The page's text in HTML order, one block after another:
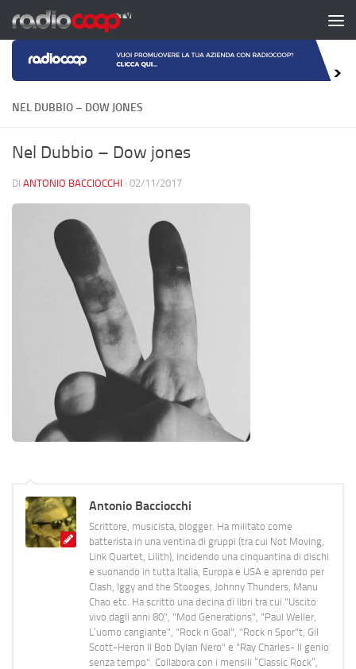
Salta al contenuto
NEL DUBBIO – DOW JONES
Nel Dubbio – Dow jones
DI ANTONIO BACCIOCCHI · 02/11/2017
Antonio Bacciocchi
Scrittore, musicista, blogger. Ha militato come
batterista in una ventina di gruppi (tra cui Not Moving,
Link Quartet, Lilith), incidendo una cinquantina di dischi
e suonando in tutta Italia, Europa e USA e aprendo per
Clash, Iggy and the Stooges, Johnny Thunders, Manu
Chao etc. Ha scritto una decina di libri tra cui "Uscito
vivo dagli anni 80", "Mod Generations", "Paul Weller,
L’uomo cangiante", "Rock n Goal", "Rock n Spor"t, Gil
Scott-Heron Il Bob Dylan Nero" e "Ray Charles- Il genio
senza tempo". Collabora con i mensili “Classic Rock”,